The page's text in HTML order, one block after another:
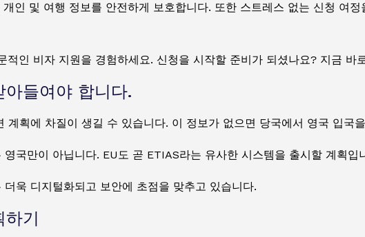
인 및 여행 정보를 안전하게 보호합니다. 또한 스트레스 없는 신청 여
적인 비자 지원을 경험하세요. 신청을 시작할 준비가 되셨나요? 지금 바
들여야 합니다.
계획에 차질이 생길 수 있습니다. 이 정보가 없으면 당국에서 영국 입국
국만이 아닙니다. EU도 곧 ETIAS라는 유사한 시스템을 출시할 계획입
욱 디지털화되고 보안에 초점을 맞추고 있습니다.
기